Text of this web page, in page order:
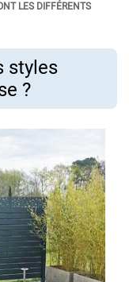
LES DIFFÉRENTS
styles
?